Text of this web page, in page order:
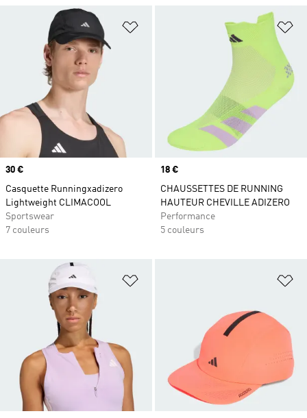
Ajouter à la Liste de produits
Prix
30 €
Casquette Runningxadizero
Lightweight CLIMACOOL
Sportswear
7 couleurs
Prix
18 €
CHAUSSETTES DE RUNNING
HAUTEUR CHEVILLE ADIZERO
Performance
5 couleurs
Ajouter à la Liste de produits